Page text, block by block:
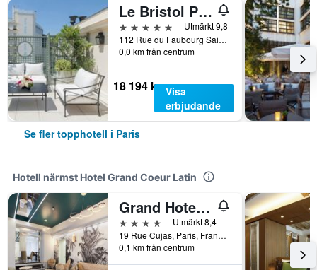
Le Bristol Paris
5 stjärnor
Utmärkt 9,8
112 Rue du Faubourg Saint Honoré, Paris, Frankrike
0,0 km från centrum
18 194 kr Visa
erbjudande
Se fler topphotell i Paris
Hotell närmst Hotel Grand Coeur Latin
Grand Hotel Saint Michel
4 stjärnor
Utmärkt 8,4
19 Rue Cujas, Paris, Frankrike
0,1 km från centrum